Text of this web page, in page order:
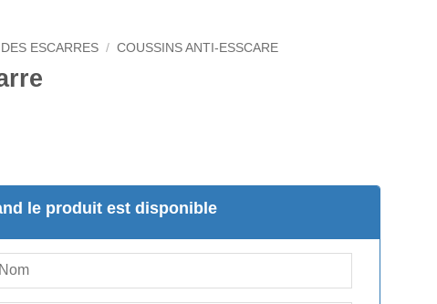
ESCARRES / COUSSINS ANTI-ESSCARE
le produit est disponible